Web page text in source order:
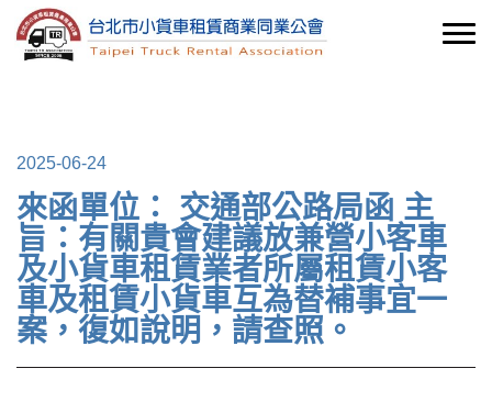
2025-06-24
來函單位： 交通部公路局函 主
旨：有關貴會建議放兼營小客車
及小貨車租賃業者所屬租賃小客
車及租賃小貨車互為替補事宜一
案，復如說明，請查照。